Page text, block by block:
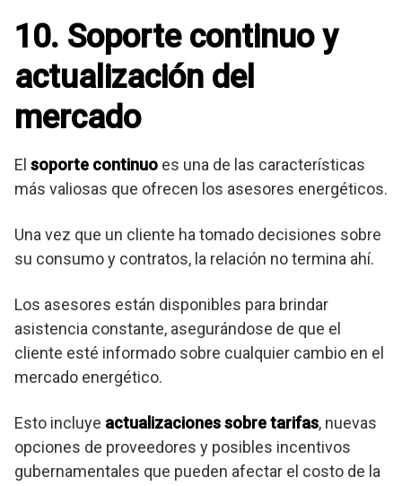
10. Soporte continuo y
actualización del
mercado
El soporte continuo es una de las características
más valiosas que ofrecen los asesores energéticos.
Una vez que un cliente ha tomado decisiones sobre
su consumo y contratos, la relación no termina ahí.
Los asesores están disponibles para brindar
asistencia constante, asegurándose de que el
cliente esté informado sobre cualquier cambio en el
mercado energético.
Esto incluye actualizaciones sobre tarifas, nuevas
opciones de proveedores y posibles incentivos
gubernamentales que pueden afectar el costo de la